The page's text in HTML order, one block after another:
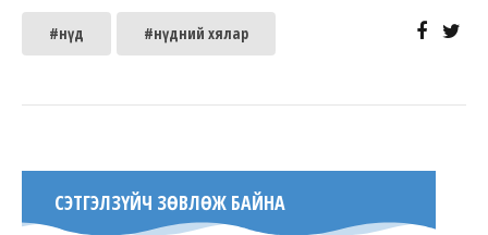
#нүд #нүдний хялар
СЭТГЭЛЗҮЙЧ ЗӨВЛӨЖ БАЙНА